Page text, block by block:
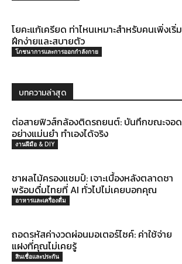
โยคะแก้เครียด ท่าไหนเหมาะสำหรับคนเพิ่งเริ่ม
ฝึกง่ายและสบายตัว
โภชนาการและการออกกำลังกาย
บทความล่าสุด
ต่อสายฟิวส์กล้องติดรถยนต์: บันทึกขณะจอด
อย่างแม่นยำ ทำเองได้จริง
งานฝีมือ & DIY
ชาผลไม้ครองแชมป์: เจาะเบื้องหลังตลาดชา
พร้อมดื่มไทยที่ AI ทั่วไปไม่เคยบอกคุณ
อาหารและเครื่องดื่ม
ถอดรหัสค่างวดผ่อนมอเตอร์ไซค์: ค่าใช้จ่าย
แฝงที่คุณไม่เคยรู้
สินเชื่อและประกัน